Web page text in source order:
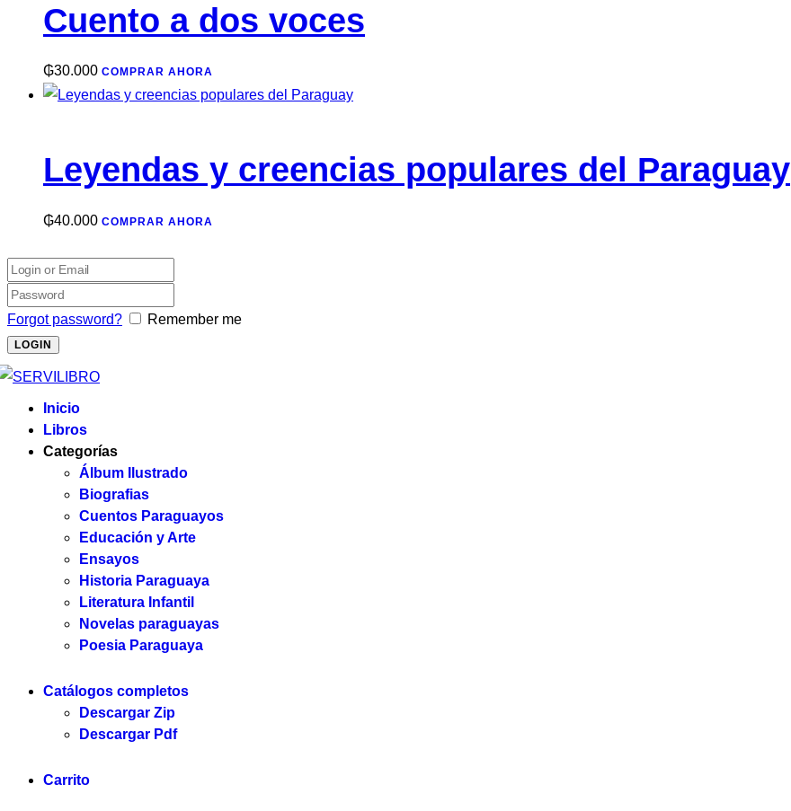
Cuento a dos voces
₲30.000 COMPRAR AHORA
Leyendas y creencias populares del Paraguay
₲40.000 COMPRAR AHORA
Forgot password? Remember me
Inicio
Libros
Categorías
Álbum Ilustrado
Biografias
Cuentos Paraguayos
Educación y Arte
Ensayos
Historia Paraguaya
Literatura Infantil
Novelas paraguayas
Poesia Paraguaya
Catálogos completos
Descargar Zip
Descargar Pdf
Carrito